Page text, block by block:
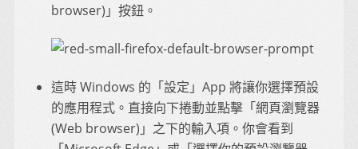
browser)」按鈕。
這時 Windows 的「設定」App 將讓你選擇預設
的應用程式。直接向下捲動並點擊「網頁瀏覽器
(Web browser)」之下的輸入項。你會看到